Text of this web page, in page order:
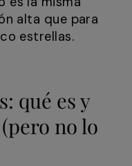
alta que para
estrellas.
qué es y
no lo